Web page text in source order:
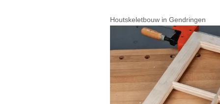
Houtskeletbouw in Gendringen